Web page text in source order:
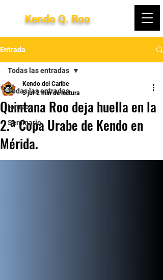
Kendo Q. Roo
Entrada
Todas las entradas
torneos
Seminario
Todas las entradas
Quintana Roo deja huella en la
2.ª Copa Urabe de Kendo en
Mérida.
Kendo del Caribe
5 jul 2 min de lectura